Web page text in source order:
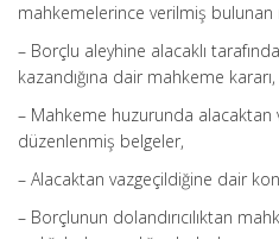
mahkemelerince verilmiş bulunan
– Borçlu aleyhine alacaklı
kazandığına dair mahkeme kararı,
– Mahkeme huzurunda alacaktan
düzenlenmiş belgeler,
– Alacaktan vazgeçildiğine dair
– Borçlunun dolandırıcılıktan